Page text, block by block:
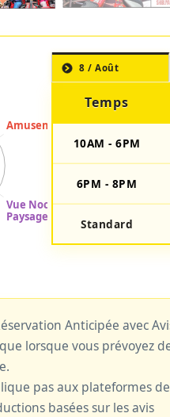
8 / Août
Temps
10AM - 6PM
6PM - 8PM
Standard
Anticipée avec
lorsque vous prévoyez
pas aux plateformes de
basées sur les avis